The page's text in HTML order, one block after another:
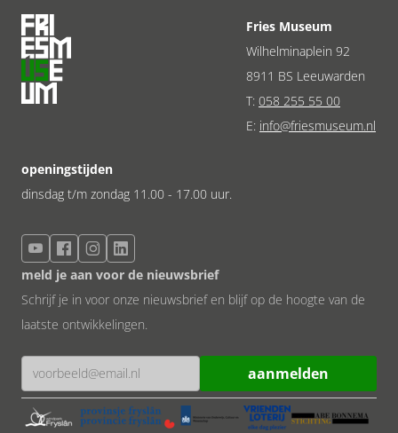
Fries Museum
Wilhelminaplein 92
8911 BS Leeuwarden
T: 058 255 55 00
E: info@friesmuseum.nl
openingstijden
dinsdag t/m zondag 11.00 - 17.00 uur.
meld je aan voor de nieuwsbrief
Schrijf je in voor onze nieuwsbrief en blijf op de hoogte van de
laatste ontwikkelingen.